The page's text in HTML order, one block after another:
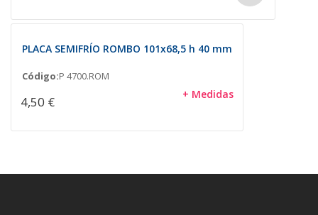
PLACA SEMIFRÍO ROMBO 101x68,5 h 40 mm
Código:P 4700.ROM
4,50 € + Medidas